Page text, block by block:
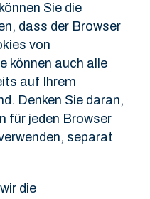
Sie die
dass der Browser
von
können auch alle
auf Ihrem
Denken Sie daran,
für jeden Browser
separat
die